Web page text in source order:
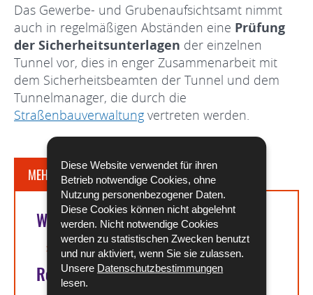
Diese Website verwendet für ihren
Betrieb notwendige Cookies, ohne
Nutzung personenbezogener Daten.
Diese Cookies können nicht abgelehnt
werden. Nicht notwendige Cookies
werden zu statistischen Zwecken benutzt
und nur aktiviert, wenn Sie sie zulassen.
Unsere Datenschutzbestimmungen
lesen.
Das Gewerbe- und Grubenaufsichtsamt nimmt
auch in regelmäßigen Abständen eine Prüfung
der Sicherheitsunterlagen der einzelnen
Tunnel vor, dies in enger Zusammenarbeit mit
dem Sicherheitsbeamten der Tunnel und dem
Tunnelmanager, die durch die
Straßenbauverwaltung vertreten werden.
MEHR DAZU
Weitere Informationen
Straßenbauverwaltung Website
Rechtsgrundlagen